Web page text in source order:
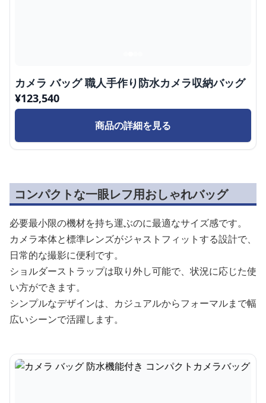
カメラ バッグ 職人手作り防水カメラ収納バッグ
¥123,540
商品の詳細を見る
コンパクトな一眼レフ用おしゃれバッグ
必要最小限の機材を持ち運ぶのに最適なサイズ感です。
カメラ本体と標準レンズがジャストフィットする設計で、
日常的な撮影に便利です。
ショルダーストラップは取り外し可能で、状況に応じた使
い方ができます。
シンプルなデザインは、カジュアルからフォーマルまで幅
広いシーンで活躍します。